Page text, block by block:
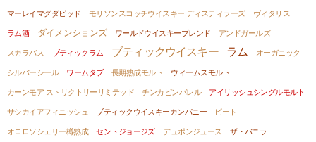
マーレイマグダビッド
モリソンスコッチウイスキー ディスティラーズ
ヴィタリス
ラム酒
ダイメンションズ ワールドウイスキーブレンド
アンドガールズ
スカラバス
ブティックラム ブティックウイスキー ラム
オーガニック
シルバーシール
ワームタブ 長期熟成モルト
ウィームスモルト
カーンモア ストリクトリーリミテッド
チンカピンバレル
アイリッシュシングルモルト
サシカイアフィニッシュ
ブティックウイスキーカンパニー
ピート
オロロソシェリー樽熟成
セントジョージズ デュポンジュース
ザ・バニラ